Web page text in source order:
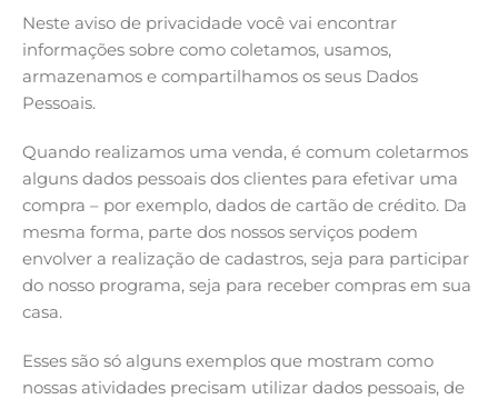
Neste aviso de privacidade você vai encontrar
informações sobre como coletamos, usamos,
armazenamos e compartilhamos os seus Dados
Pessoais.
Quando realizamos uma venda, é comum coletarmos
alguns dados pessoais dos clientes para efetivar uma
compra – por exemplo, dados de cartão de crédito. Da
mesma forma, parte dos nossos serviços podem
envolver a realização de cadastros, seja para participar
do nosso programa, seja para receber compras em sua
casa.
Esses são só alguns exemplos que mostram como
nossas atividades precisam utilizar dados pessoais, de